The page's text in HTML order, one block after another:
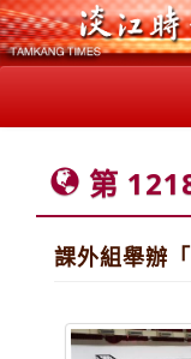
第
課外組舉辦